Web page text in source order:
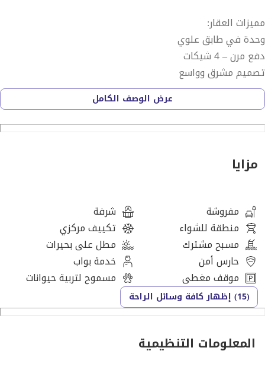
مميزات العقار:
وحدة في طابق علوي
دفع مرن – 4 شيكات
تصميم مشرق وواسع
مطبخ مفتوح حديث مع الأجهزة
نوافذ ممتدة من الأرض حتى السقف
خزائن ملابس مدمجة
مساحة معيشة واسعة
تكييف مركزي
مرافق المجتمع:
مسبح
صالة رياضية مجهزة بالكامل
حدائق ذات مناظر طبيعية
منطقة لعب للأطفال
مواقف مغطاة للسيارات
أمن على مدار الساعة وكاميرات مراقبة
منافذ بيع بالتجزئة وأسواق قريبة
عرض الوصف الكامل
مزايا
مفروشة
شرفة
منطقة للشواء
تكييف مركزي
مسبح مشترك
مطل على بحيرات
حارس أمن
خدمة بواب
موقف مغطى
مسموح لتربية حيوانات
(15) إظهار كافة وسائل الراحة
المعلومات التنظيمية